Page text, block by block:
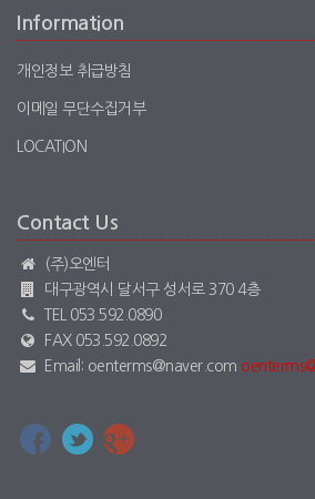
Information
개인정보 취급방침
이메일 무단수집거부
LOCATION
Contact Us
(주)오엔터
대구광역시 달서구 성서로 370 4층
TEL 053.592.0890
FAX 053.592.0892
Email: oenterms@naver.com